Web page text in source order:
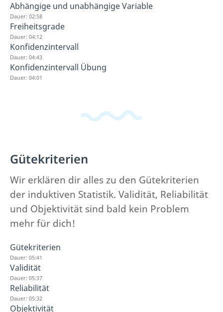
Abhängige und unabhängige Variable
Dauer: 02:58
Freiheitsgrade
Dauer: 04:12
Konfidenzintervall
Dauer: 04:43
Konfidenzintervall Übung
Dauer: 04:01
Gütekriterien
Wir erklären dir alles zu den Gütekriterien
der induktiven Statistik. Validität, Reliabilität
und Objektivität sind bald kein Problem
mehr für dich!
Gütekriterien
Dauer: 05:41
Validität
Dauer: 05:37
Reliabilität
Dauer: 05:32
Objektivität